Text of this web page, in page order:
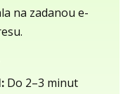
na zadanou e-
Do 2–3 minut